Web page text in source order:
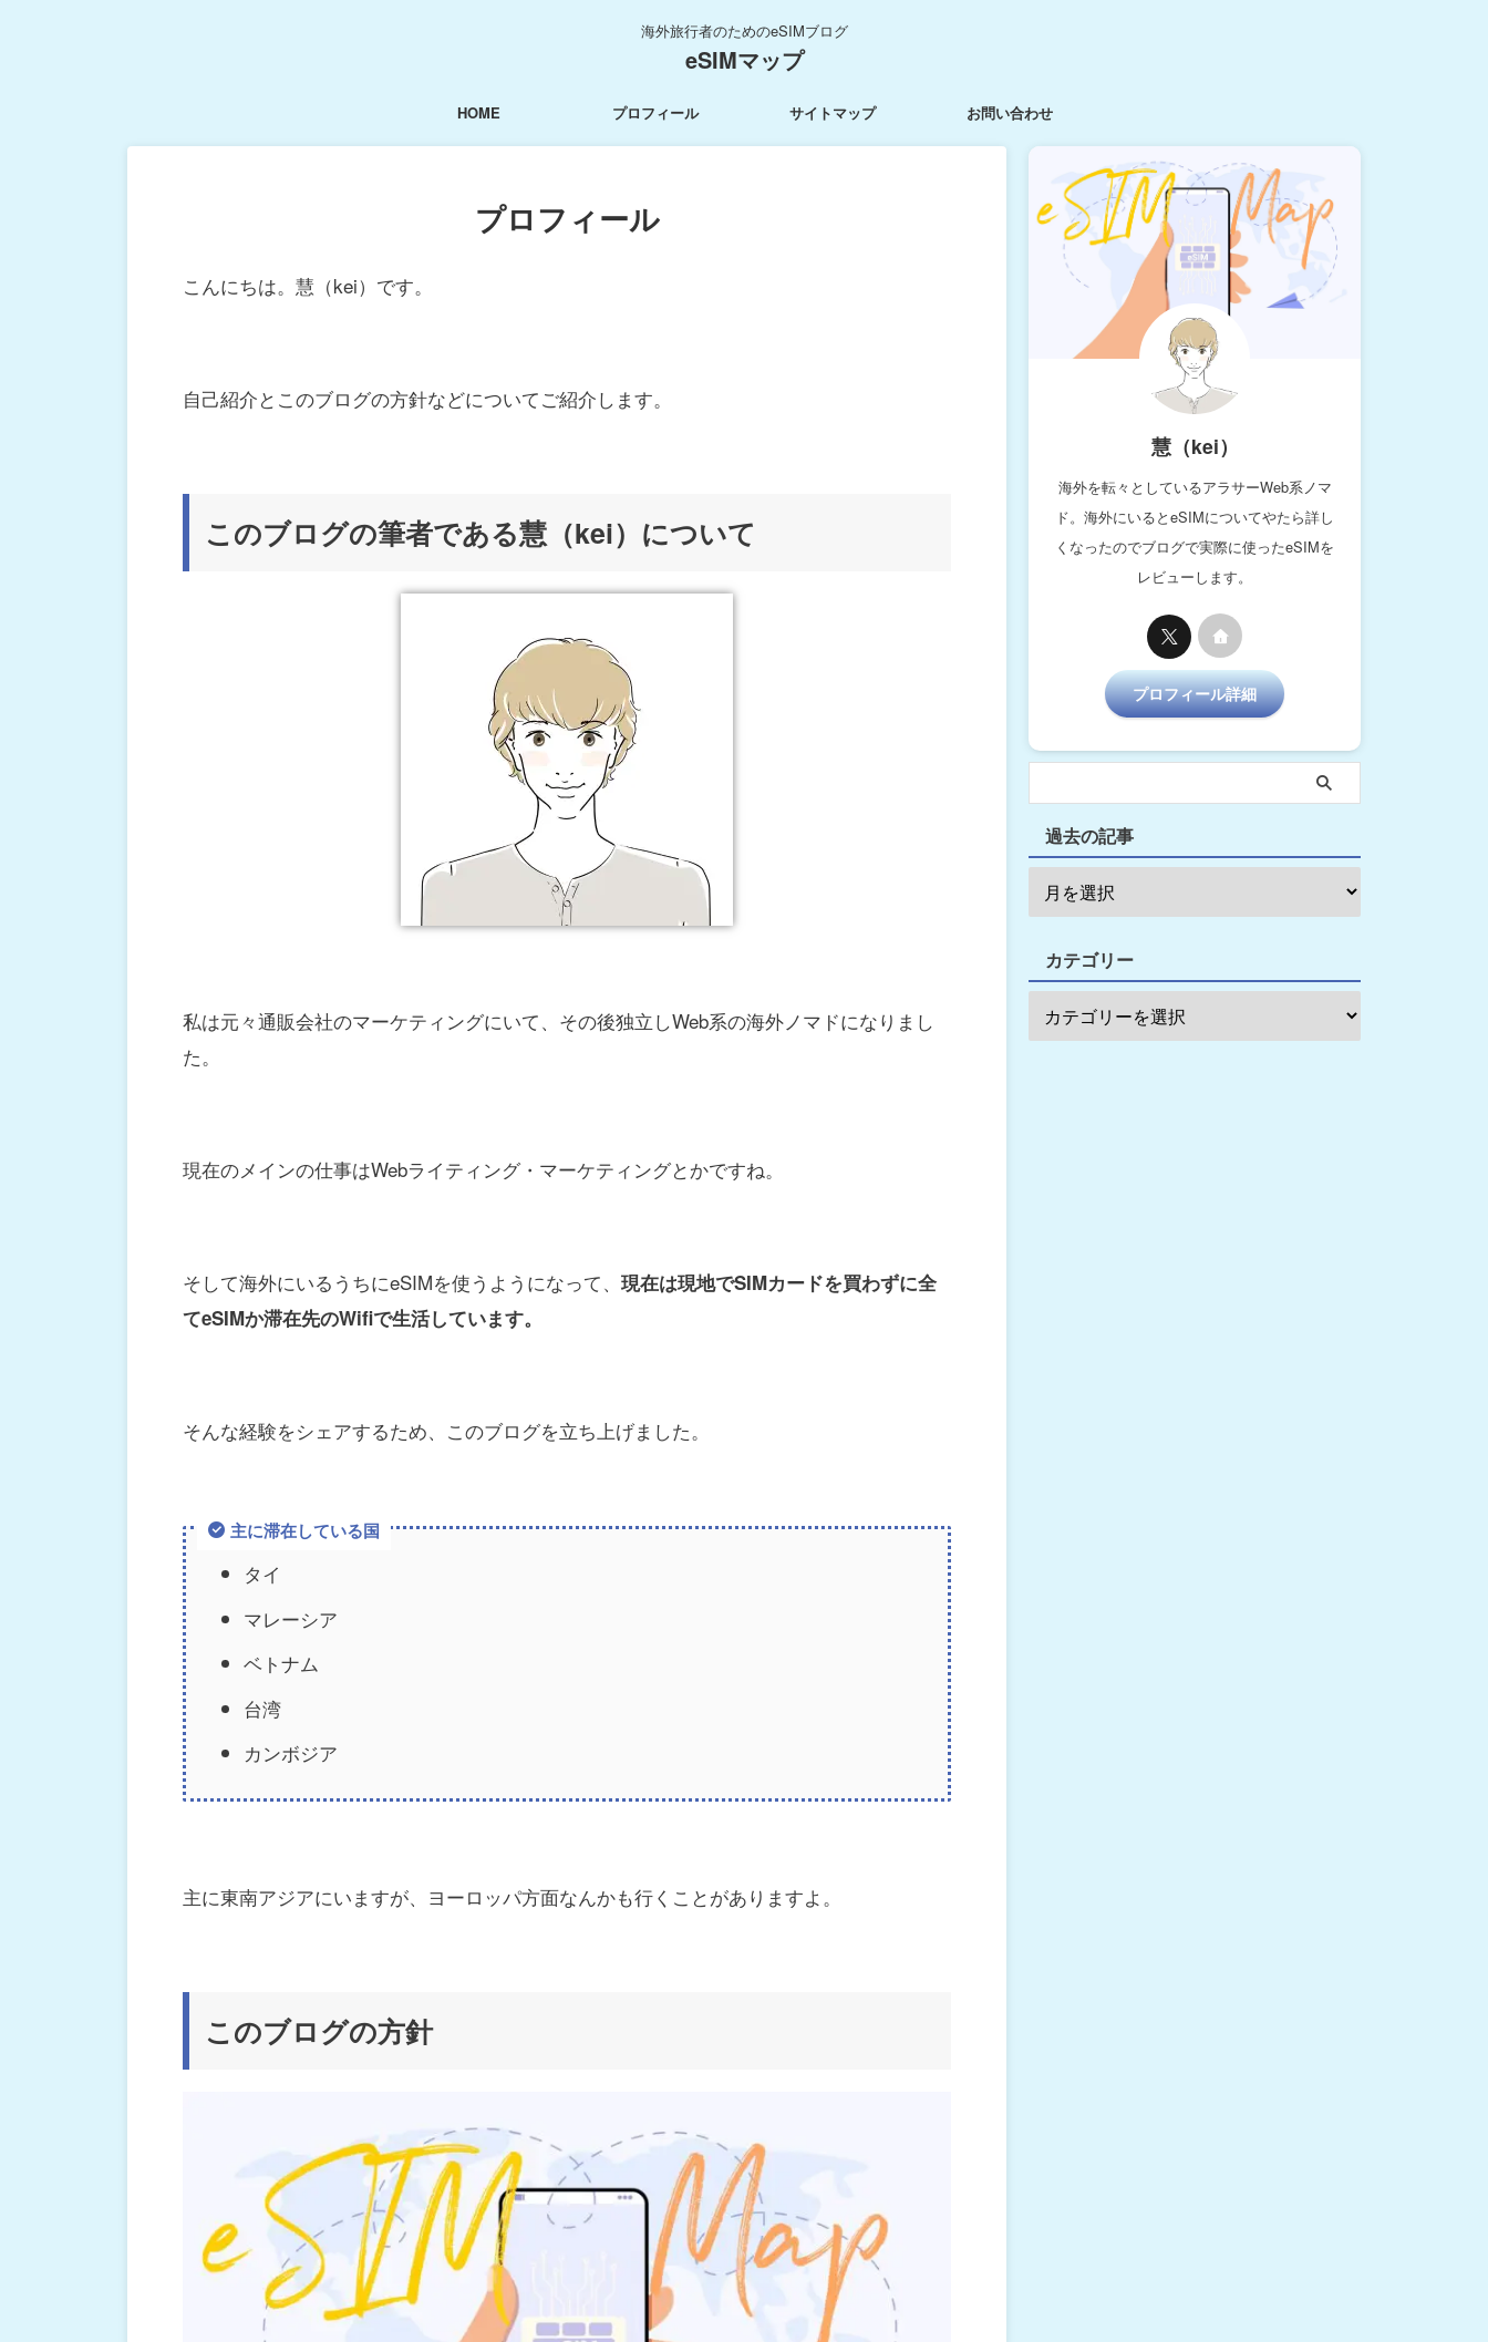
海外旅行者のためのeSIMブログ
eSIMマップ
HOME プロフィール サイトマップ お問い合わせ
プロフィール
こんにちは。慧（kei）です。
自己紹介とこのブログの方針などについてご紹介します。
このブログの筆者である慧（kei）について
私は元々通販会社のマーケティングにいて、その後独立しWeb系の海外ノマドになりまし
た。
現在のメインの仕事はWebライティング・マーケティングとかですね。
そして海外にいるうちにeSIMを使うようになって、 現在は現地でSIMカードを買わずに全
てeSIMか滞在先のWifiで生活しています。
そんな経験をシェアするため、このブログを立ち上げました。
主に滞在している国
タイ
マレーシア
ベトナム
台湾
カンボジア
主に東南アジアにいますが、ヨーロッパ方面なんかも行くことがありますよ。
このブログの方針
慧（kei）
海外を転々としているアラサーWeb系ノマ
ド。海外にいるとeSIMについてやたら詳し
くなったのでブログで実際に使ったeSIMを
レビューします。
プロフィール詳細
過去の記事
カテゴリー